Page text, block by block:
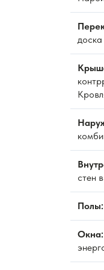
стен
Полы:
Окна: